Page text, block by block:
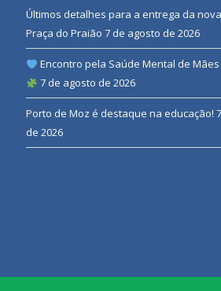
Últimos detalhes para a entrega da
Praça do Praião 7 de agosto de 2026
Encontro pela Saúde Mental de Mães
7 de agosto de 2026
Porto de Moz é destaque na educação!
de 2026